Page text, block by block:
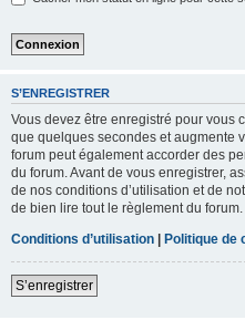
S’ENREGISTRER
Vous devez être enregistré pour vous
que quelques secondes et augmente
forum peut également accorder des
du forum. Avant de vous enregistrer,
de nos conditions d’utilisation et de
de bien lire tout le règlement du forum.
Conditions d’utilisation | Politique de
S’enregistrer